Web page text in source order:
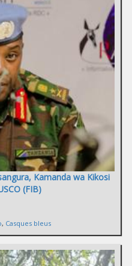
Kamanda wa Kikosi
(FIB)
, Casques bleus